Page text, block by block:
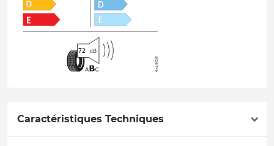
Caractéristiques Techniques